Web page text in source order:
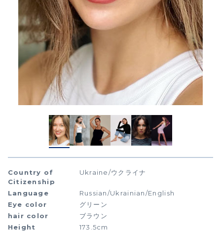
Country of
Citizenship
Ukraine/ウクライナ
Language
Russian/Ukrainian/English
Eye color
グリーン
hair color
ブラウン
Height
173.5cm